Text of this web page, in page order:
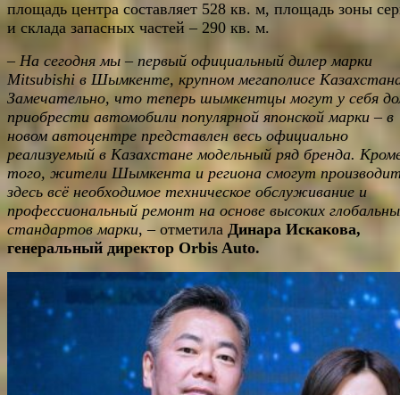
площадь центра составляет 528 кв. м, площадь зоны
и склада запасных частей – 290 кв. м.
– На сегодня мы – первый официальный дилер марки
Mitsubishi в Шымкенте, крупном мегаполисе
Замечательно, что теперь шымкентцы могут у себя
приобрести автомобили популярной японской марки – в
новом автоцентре представлен весь официально
реализуемый в Казахстане модельный ряд бренда.
того, жители Шымкента и региона смогут
здесь всё необходимое техническое обслуживание и
профессиональный ремонт на основе высоких
стандартов марки, – отметила Динара Искакова,
генеральный директор Orbis Auto.